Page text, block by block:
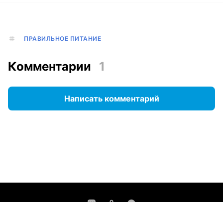
ПРАВИЛЬНОЕ ПИТАНИЕ
Комментарии 1
Написать комментарий